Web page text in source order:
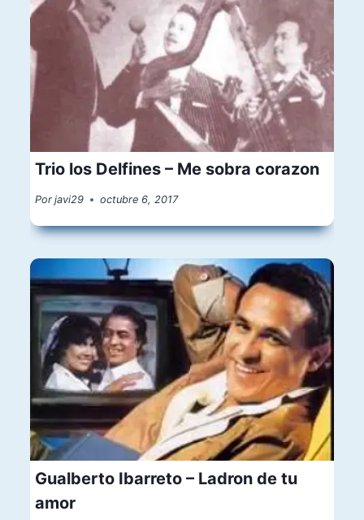
Trio los Delfines – Me sobra corazon
Por javi29 octubre 6, 2017
Gualberto Ibarreto – Ladron de tu
amor